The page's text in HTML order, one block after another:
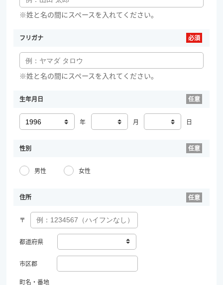
※姓と名の間にスペースを入れてください。
フリガナ
※姓と名の間にスペースを入れてください。
生年月日
年 月 日
性別
男性 女性
住所
〒
都道府県
市区郡
町名・番地